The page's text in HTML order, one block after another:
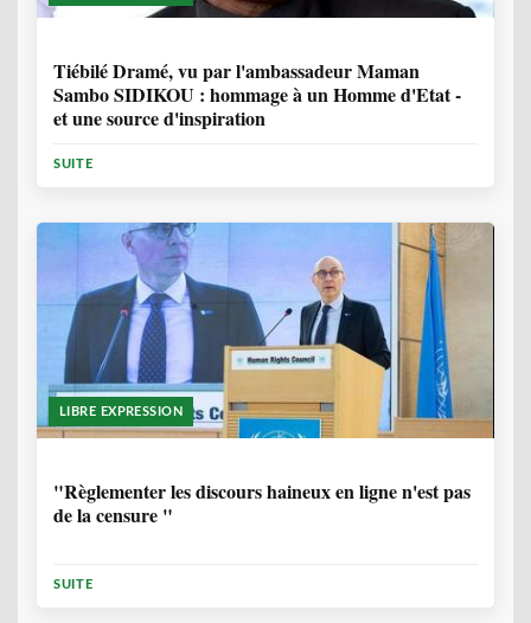
Tiébilé Dramé, vu par l'ambassadeur Maman
Sambo SIDIKOU : hommage à un Homme d'Etat -
et une source d'inspiration
SUITE
LIBRE EXPRESSION
"Règlementer les discours haineux en ligne n'est pas
de la censure "
SUITE